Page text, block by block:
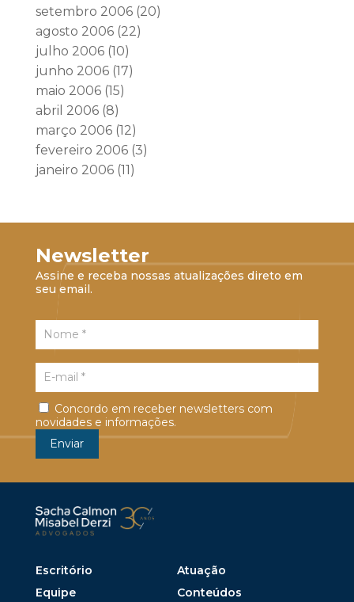
setembro 2006(20)
agosto 2006(22)
julho 2006(10)
junho 2006(17)
maio 2006(15)
abril 2006(8)
março 2006(12)
fevereiro 2006(3)
janeiro 2006(11)
Newsletter
Assine e receba nossas atualizações direto em
seu email.
Concordo em receber newsletters com
novidades e informações.
Escritório
Atuação
Equipe
Conteúdos